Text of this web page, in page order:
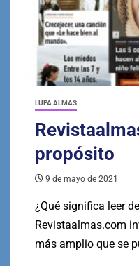
LUPA ALMAS
propósito
9 de mayo de 2021
¿Qué significa leer
Revistaalmas.com
más amplio que se